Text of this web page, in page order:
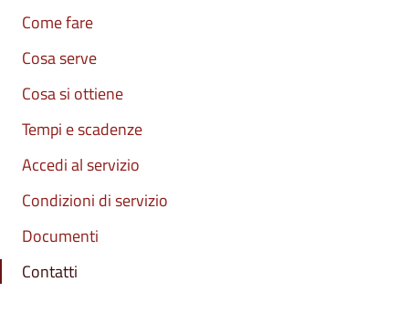
Come fare
Cosa serve
Cosa si ottiene
Tempi e scadenze
Accedi al servizio
Condizioni di servizio
Documenti
Contatti